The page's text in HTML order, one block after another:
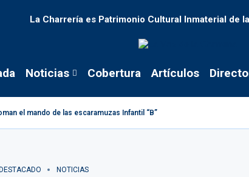
La Charrería es Patrimonio Cultural Inmaterial de la
Noticias Cobertura Artículos
el mando de las escaramuzas Infantil “B”
DESTACADO NOTICIAS